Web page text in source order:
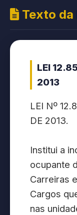
Texto da
LEI
2013
LEI Nº
DE 2013.
Institui a
ocupante
Carreiras
Cargos
nas